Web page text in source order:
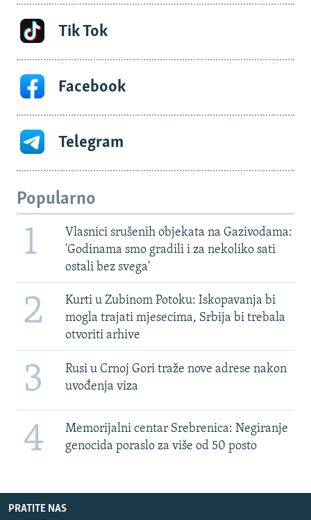
Tik Tok
Facebook
Telegram
Popularno
1
Vlasnici srušenih objekata na Gazivodama:
'Godinama smo gradili i za nekoliko sati
ostali bez svega'
2
Kurti u Zubinom Potoku: Iskopavanja bi
mogla trajati mjesecima, Srbija bi trebala
otvoriti arhive
3
Rusi u Crnoj Gori traže nove adrese nakon
uvođenja viza
4
Memorijalni centar Srebrenica: Negiranje
genocida poraslo za više od 50 posto
PRATITE NAS